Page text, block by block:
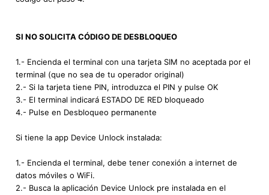
SI NO SOLICITA CÓDIGO DE DESBLOQUEO
1.- Encienda el terminal con una tarjeta SIM no aceptada por el
terminal (que no sea de tu operador original)
2.- Si la tarjeta tiene PIN, introduzca el PIN y pulse OK
3.- El terminal indicará ESTADO DE RED bloqueado
4.- Pulse en Desbloqueo permanente
Si tiene la app Device Unlock instalada:
1.- Encienda el terminal, debe tener conexión a internet de
datos móviles o WiFi.
2.- Busca la aplicación Device Unlock pre instalada en el